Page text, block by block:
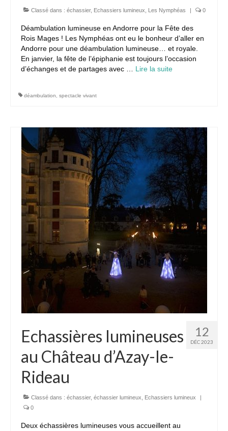
Classé dans : échassier, Echassiers lumineux Les Nymphéas | 0
Déambulation lumineuse en Andorre pour la Fête des
Rois Mages ! Les Nymphéas ont eu le bonheur d’aller en
Andorre pour une déambulation lumineuse… et royale.
En janvier, la fête de l’épiphanie est toujours l’occasion
d’échanges et de partages avec … Lire la suite­­
déambulation spectacle vivant
12
DÉC 2023
Echassières lumineuses
au Château d’Azay-le-
Rideau
Classé dans : échassier, échassier lumineux Echassiers lumineux
|
0
Deux échassières lumineuses vous accueillent au